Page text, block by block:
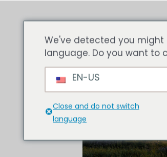
We've detected you
language. Do you want to
EN-US
Close and do not switch
language